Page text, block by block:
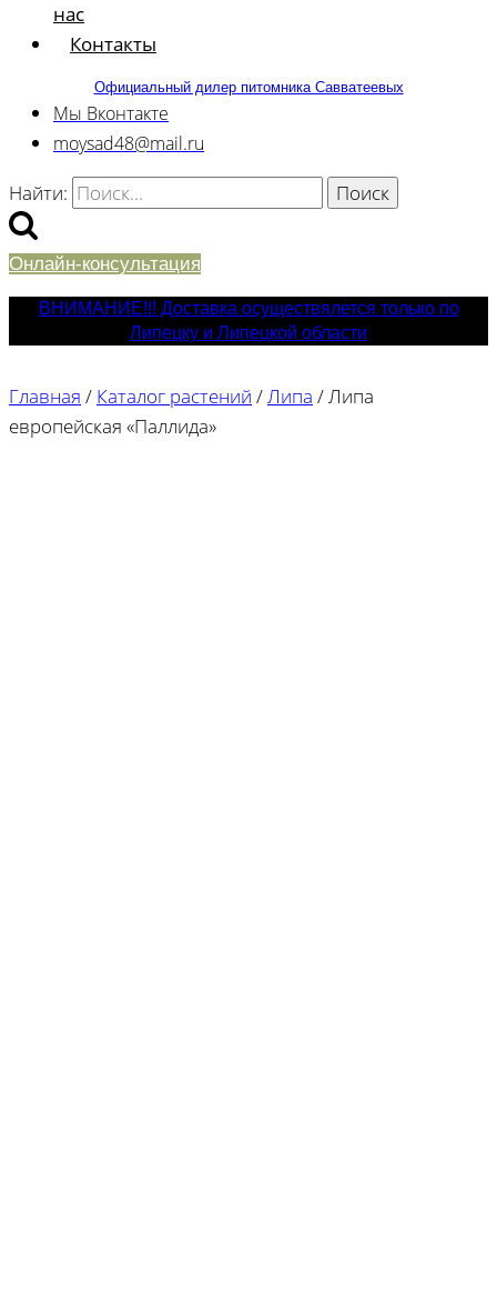
нас
Контакты
Официальный дилер питомника Савватеевых
Мы Вконтакте
moysad48@mail.ru
Найти:
Онлайн-консультация
ВНИМАНИЕ!!! Доставка осуществялется только по
Липецку и Липецкой области
Главная / Каталог растений /Липа /Липа
европейская «Паллида»